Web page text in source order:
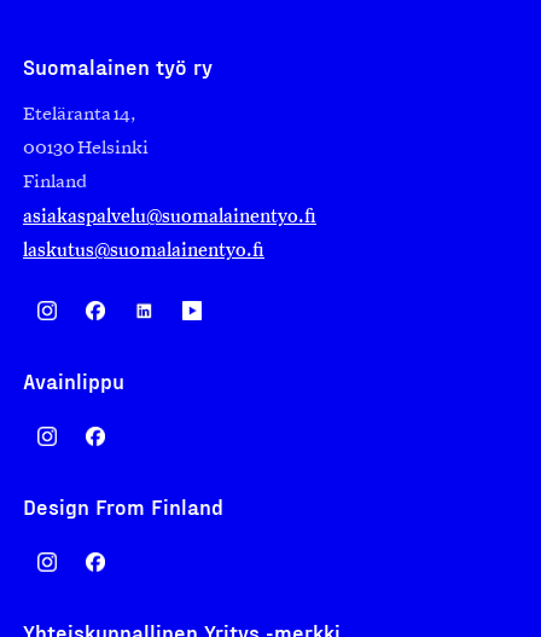
Suomalainen työ ry
Eteläranta 14,
00130 Helsinki
Finland
asiakaspalvelu@suomalainentyo.fi
laskutus@suomalainentyo.fi
Avainlippu
Design From Finland
Yhteiskunnallinen Yritys -merkki